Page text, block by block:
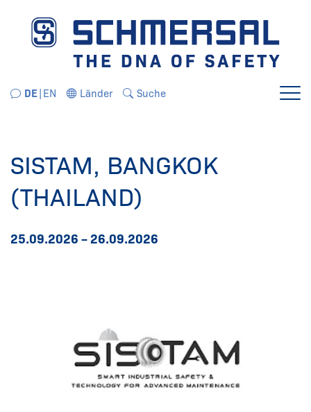
DE EN Länder Suche Menü
SISTAM, BANGKOK
(THAILAND)
25.09.2026 – 26.09.2026